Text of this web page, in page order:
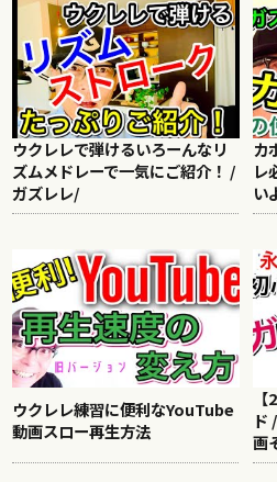
ウクレレで弾けるいろーんなリ
ズムメドレーで一気にご紹介！ /
ガズレレ/
カ
レ
い
ウクレレ練習に便利なYouTube
動画スロー再生方法
ド
画